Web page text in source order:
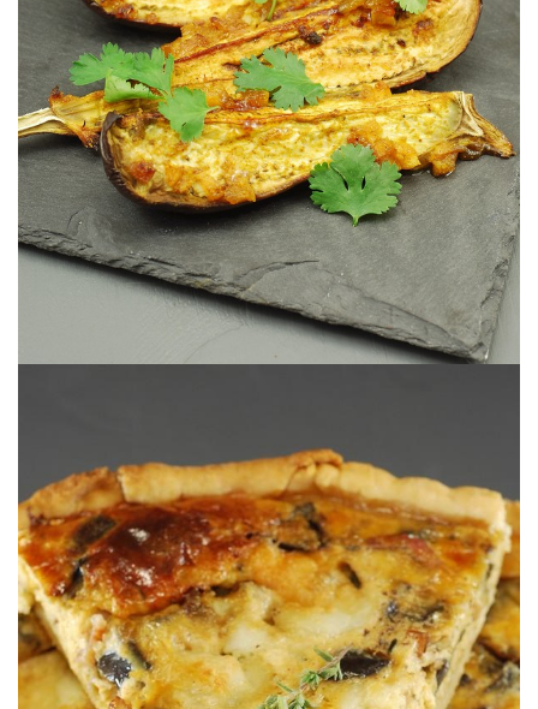
AUBERGINES RÔTIES MIEL & CURRY
Une façon surprenante et légère de préparer des aubergines.
Un jour Polyanna aimera les aubergines :o)